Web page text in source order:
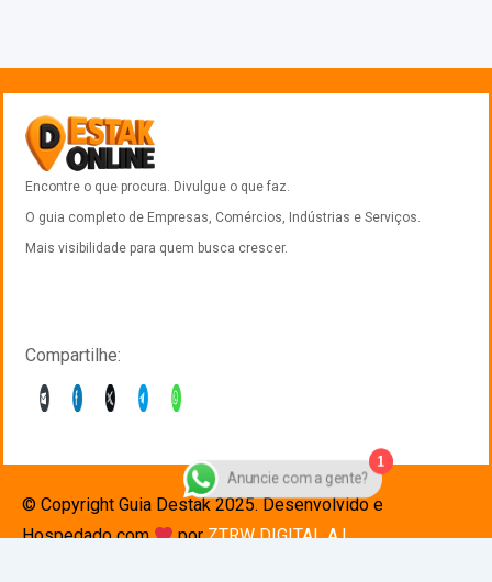
Encontre o que procura. Divulgue o que faz.
O guia completo de Empresas, Comércios, Indústrias e Serviços.
Mais visibilidade para quem busca crescer.
Compartilhe:
© Copyright Guia Destak 2025. Desenvolvido e
Hospedado com
por ZTRW DIGITAL A.I
1
Anuncie com a gente?